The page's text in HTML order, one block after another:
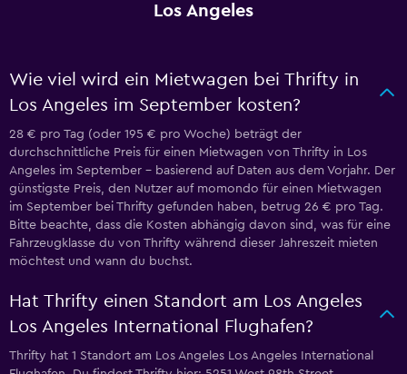
Los Angeles
Wie viel wird ein Mietwagen bei Thrifty in
Los Angeles im September kosten?
28 € pro Tag (oder 195 € pro Woche) beträgt der
durchschnittliche Preis für einen Mietwagen von Thrifty in Los
Angeles im September – basierend auf Daten aus dem Vorjahr. Der
günstigste Preis, den Nutzer auf momondo für einen Mietwagen
im September bei Thrifty gefunden haben, betrug 26 € pro Tag.
Bitte beachte, dass die Kosten abhängig davon sind, was für eine
Fahrzeugklasse du von Thrifty während dieser Jahreszeit mieten
möchtest und wann du buchst.
Hat Thrifty einen Standort am Los Angeles
Los Angeles International Flughafen?
Thrifty hat 1 Standort am Los Angeles Los Angeles International